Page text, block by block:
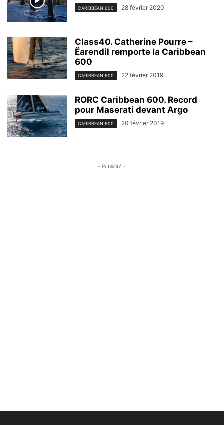
CARIBBEAN 600 28 février 2020
Class40. Catherine Pourre –
Ëarendil remporte la Caribbean
600
CARIBBEAN 600 22 février 2019
RORC Caribbean 600. Record
pour Maserati devant Argo
CARIBBEAN 600 20 février 2019
- Publicité -